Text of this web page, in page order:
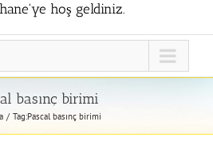
hoş geldiniz.
basınç birimi
Tag:Pascal basınç birimi